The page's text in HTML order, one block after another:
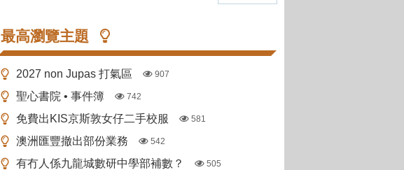
最高瀏覽主題
2027 non Jupas 打氣區 907
聖心書院 • 事件簿 742
免費出KIS京斯敦女仔二手校服 581
澳洲匯豐撤出部份業務 542
有冇人係九龍城數研中學部補數？ 505